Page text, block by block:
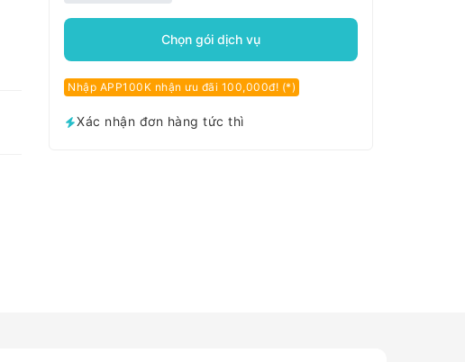
Chọn gói dịch vụ
Nhập APP100K nhận ưu đãi 100,000đ! (*)
Xác nhận đơn hàng tức thì